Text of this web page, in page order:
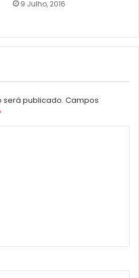
9 Julho, 2016
será publicado. Campos